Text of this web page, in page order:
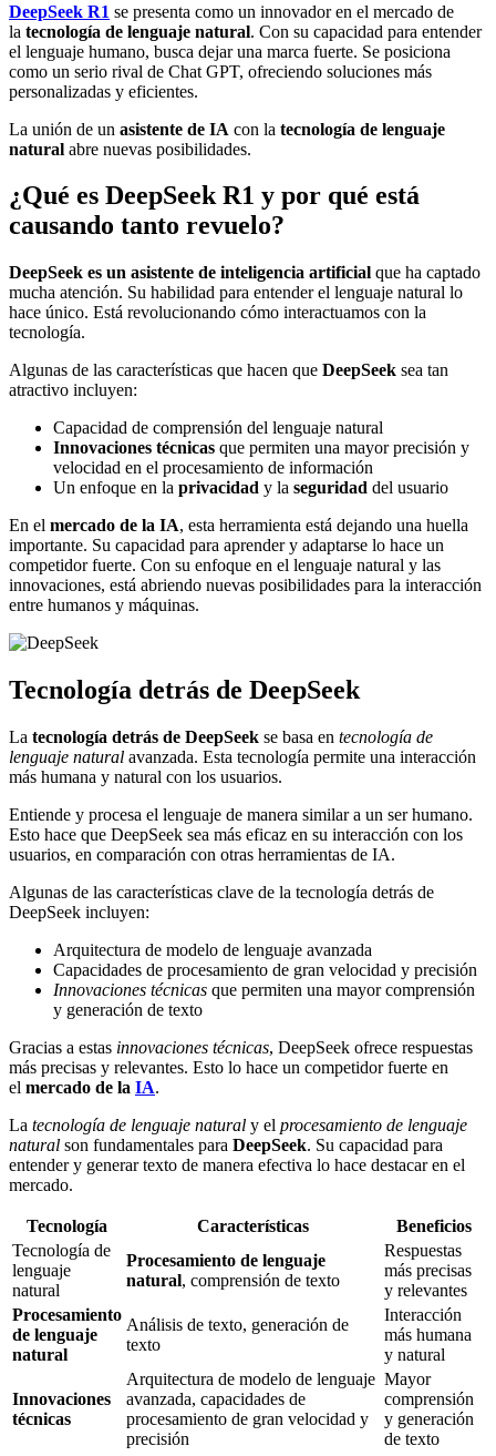
DeepSeek R1 se presenta como un innovador en el mercado de
la tecnología de lenguaje natural. Con su capacidad para entender
el lenguaje humano, busca dejar una marca fuerte. Se posiciona
como un serio rival de Chat GPT, ofreciendo soluciones más
personalizadas y eficientes.
La unión de un asistente de IA con la tecnología de lenguaje
natural abre nuevas posibilidades.
¿Qué es DeepSeek R1 y por qué está
causando tanto revuelo?
DeepSeek es un asistente de inteligencia artificial que ha captado
mucha atención. Su habilidad para entender el lenguaje natural lo
hace único. Está revolucionando cómo interactuamos con la
tecnología.
Algunas de las características que hacen que DeepSeek sea tan
atractivo incluyen:
Capacidad de comprensión del lenguaje natural
Innovaciones técnicas que permiten una mayor precisión y
velocidad en el procesamiento de información
Un enfoque en la privacidad y la seguridad del usuario
En el mercado de la IA, esta herramienta está dejando una huella
importante. Su capacidad para aprender y adaptarse lo hace un
competidor fuerte. Con su enfoque en el lenguaje natural y las
innovaciones, está abriendo nuevas posibilidades para la interacción
entre humanos y máquinas.
Tecnología detrás de DeepSeek
La tecnología detrás de DeepSeek se basa en tecnología de
lenguaje natural avanzada. Esta tecnología permite una interacción
más humana y natural con los usuarios.
Entiende y procesa el lenguaje de manera similar a un ser humano.
Esto hace que DeepSeek sea más eficaz en su interacción con los
usuarios, en comparación con otras herramientas de IA.
Algunas de las características clave de la tecnología detrás de
DeepSeek incluyen:
Arquitectura de modelo de lenguaje avanzada
Capacidades de procesamiento de gran velocidad y precisión
Innovaciones técnicas que permiten una mayor comprensión
y generación de texto
Gracias a estas innovaciones técnicas, DeepSeek ofrece respuestas
más precisas y relevantes. Esto lo hace un competidor fuerte en
el mercado de la IA.
La tecnología de lenguaje natural y el procesamiento de lenguaje
natural son fundamentales para DeepSeek. Su capacidad para
entender y generar texto de manera efectiva lo hace destacar en el
mercado.
Tecnología Características
Beneficios
Tecnología de
lenguaje
natural
Procesamiento de lenguaje
natural, comprensión de texto
Respuestas
más precisas
y relevantes
Procesamiento
de lenguaje
natural
Análisis de texto, generación de
texto
Interacción
más humana
y natural
Innovaciones
técnicas
Arquitectura de modelo de lenguaje
avanzada, capacidades de
procesamiento de gran velocidad y
precisión
Mayor
comprensión
y generación
de texto